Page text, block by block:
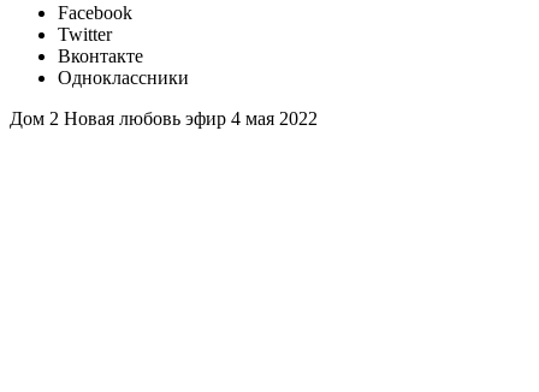
Facebook
Twitter
Вконтакте
Одноклассники
Дом 2 Новая любовь эфир 4 мая 2022